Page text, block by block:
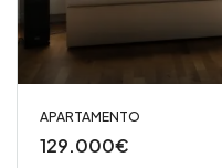
APARTAMENTO
129.000€